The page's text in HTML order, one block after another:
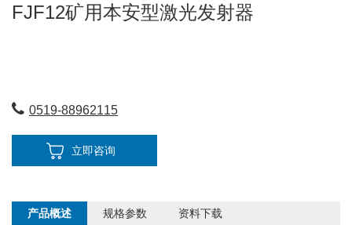
FJF12矿用本安型激光发射器
0519-88962115
立即咨询
产品概述 规格参数 资料下载